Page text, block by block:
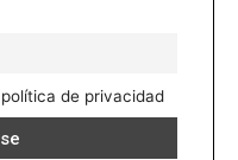
de privacidad